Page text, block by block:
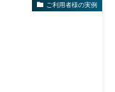
ご利用者様の実例